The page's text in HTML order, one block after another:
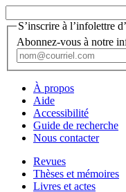
S’inscrire à l’infolettre
Abonnez-vous à notre
À propos
Aide
Accessibilité
Guide de recherche
Nous contacter
Revues
Thèses et mémoires
Livres et actes